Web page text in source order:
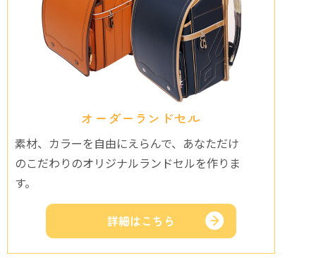
オーダーランドセル
素材、カラーを自由にえらんで、あなただけ
のこだわりのオリジナルランドセルを作りま
す。
詳細はこちら